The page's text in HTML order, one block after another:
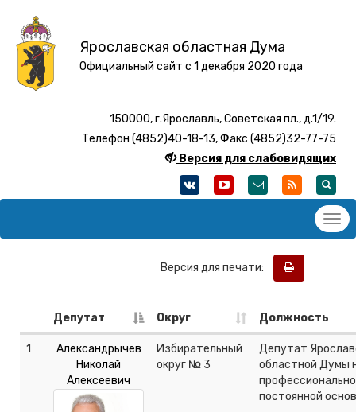
Ярославская областная Дума
Официальный сайт с 1 декабря 2020 года
150000, г.Ярославль, Советская пл., д.1/19.
Телефон (4852)40-18-13, Факс (4852)32-77-75
Версия для слабовидящих
Версия для печати:
Депутат Округ Должность
1
Александрычев
Николай
Алексеевич
Избирательный
округ № 3
Депутат
областной Думы
постоянной